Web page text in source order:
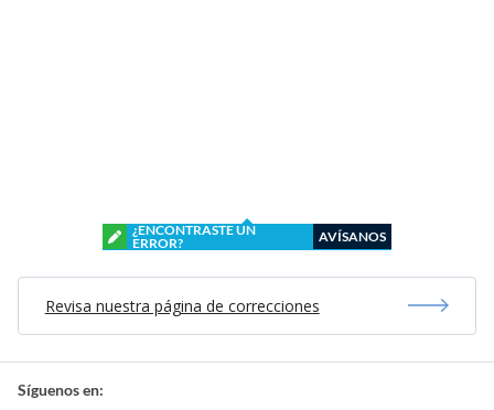
¿ENCONTRASTE UN
ERROR?
AVÍSANOS
Revisa nuestra página de correcciones
Síguenos en: